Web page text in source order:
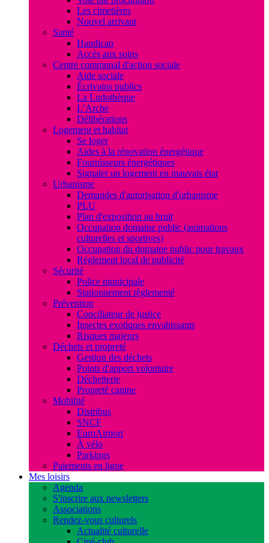
Les cimetières
Nouvel arrivant
Santé
Handicap
Accès aux soins
Centre communal d'action sociale
Aide sociale
Écrivains publics
La Ludothèque
L’Arche
Délibérations
Logement et habitat
Se loger
Aides à la rénovation énergétique
Fournisseurs énergétiques
Signaler un logement en mauvais état
Urbanisme
Demandes d'autorisation d'urbanisme
PLU
Plan d'exposition au bruit
Occupation domaine public (animations
culturelles et sportives)
Occupation du domaine public pour travaux
Réglement local de publicité
Sécurité
Police municipale
Stationnement règlementé
Prévention
Conciliateur de justice
Insectes exotiques envahissants
Risques majeurs
Déchets et propreté
Gestion des déchets
Points d'apport volontaire
Déchetterie
Propreté canine
Mobilité
Distribus
SNCF
EuroAirport
À vélo
Parkings
Paiements en ligne
Mes loisirs
Agenda
S'inscrire aux newsletters
Associations
Rendez-vous culturels
Actualité culturelle